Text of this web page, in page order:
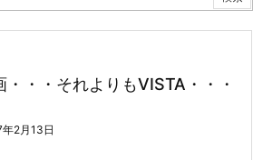
・・それよりもVISTA・・・
2月13日